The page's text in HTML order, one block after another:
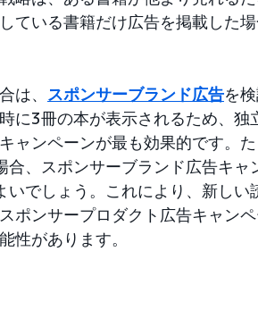
ている書籍だけ広告を掲載した
は、 スポンサーブランド広告を
に3冊の本が表示されるため、独
ャンペーンが最も効果的です。
、スポンサーブランド広告キャ
でしょう。これにより、新しい
ポンサープロダクト広告キャン
性があります。